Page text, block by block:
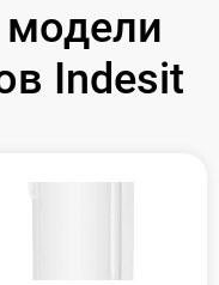
Indesit